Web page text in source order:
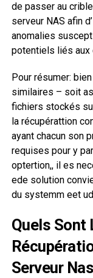
de passer au
serveur NAS afin
anomalies
potentiels liés aux
Pour résumer:
similaires – soit
fichiers stockés
la récupérattion
ayant chacun son
requises pour y
optertion,, il es
ede solution
du systemm eet
Quels Sont
Serveur